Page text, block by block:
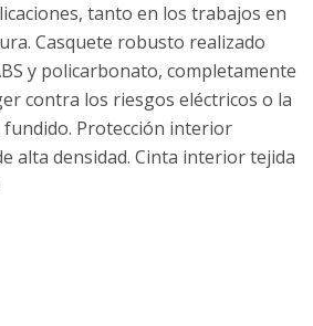
tanto en los trabajos en
Casquete robusto realizado
y policarbonato, completamente
contra los riesgos eléctricos o la
fundido. Protección interior
alta densidad. Cinta interior tejida